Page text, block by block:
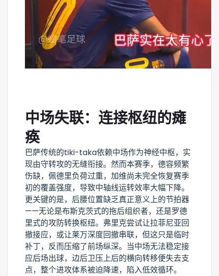
中场失联：连接枢纽的瘫
痪
巴萨传统的tiki-taka依赖中场作为神经中枢，实
现由守转攻的无缝衔接。然而本赛季，德容频繁
伤缺，佩德里负荷过重，加维尚未完全恢复赛季
初的覆盖强度，导致中轴线运转效率大幅下降。
更关键的是，后腰位置缺乏真正意义上的节拍器
——无论是布斯克茨式的拖后组织者，还是罗德
里式的攻防转换枢纽。弗里克尝试让拉菲尼亚回
撤接应，或让莱万深度回撤串联，但这只是临时
补丁，反而压缩了前场纵深。当中场无法稳定接
应后场出球，边后卫压上后的横向转移便失去支
点，整个进攻体系被迫降速，陷入低效循环。